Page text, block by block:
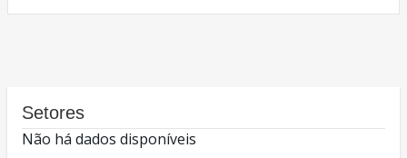
Setores
Não há dados disponíveis